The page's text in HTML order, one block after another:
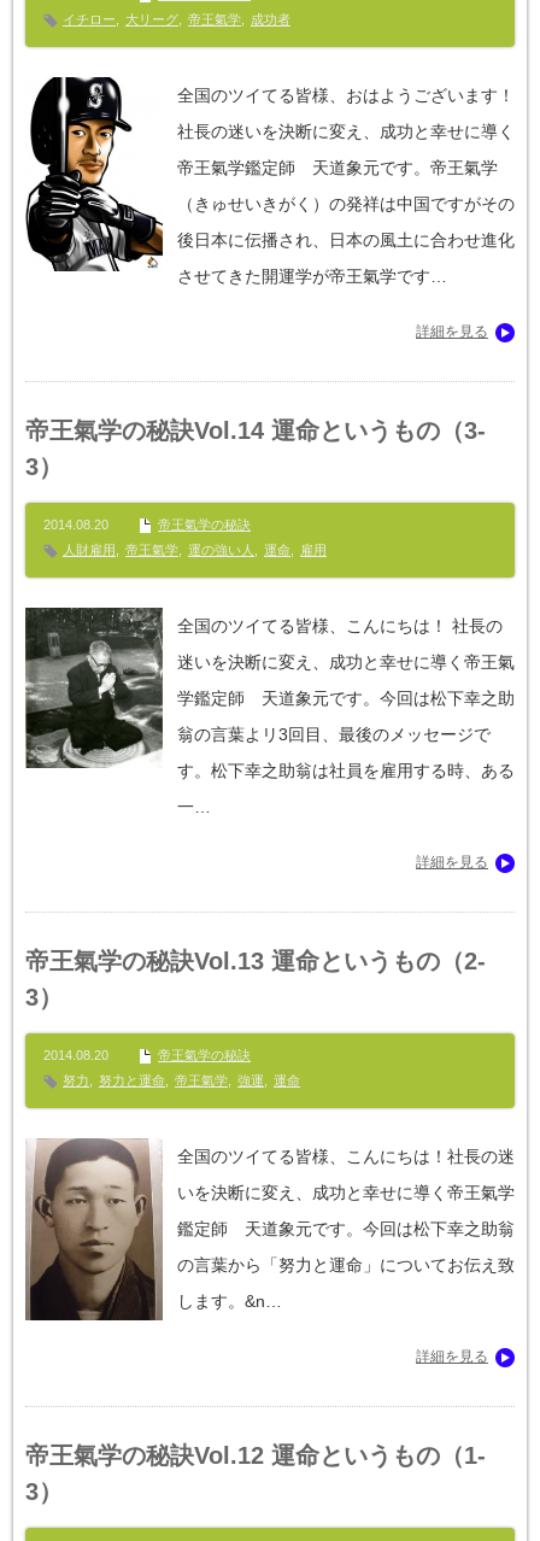
イチロー
大リーグ 帝王氣学 成功者
全国のツイてる皆様、おはようございます！
社長の迷いを決断に変え、成功と幸せに導く
帝王氣学鑑定師 天道象元です。帝王氣学
（きゅせいきがく）の発祥は中国ですがその
後日本に伝播され、日本の風土に合わせ進化
させてきた開運学が帝王氣学です…
詳細を見る
帝王氣学の秘訣Vol.14 運命というもの（3-
3）
2014.08.20
帝王氣学の秘訣
人財雇用
帝王氣学 運の強い人 運命 雇用
全国のツイてる皆様、こんにちは！ 社長の
迷いを決断に変え、成功と幸せに導く帝王氣
学鑑定師 天道象元です。今回は松下幸之助
翁の言葉よリ3回目、最後のメッセージで
す。松下幸之助翁は社員を雇用する時、ある
一…
詳細を見る
帝王氣学の秘訣Vol.13 運命というもの（2-
3）
2014.08.20
帝王氣学の秘訣
努力
努力と運命 帝王氣学 強運 運命
全国のツイてる皆様、こんにちは！社長の迷
いを決断に変え、成功と幸せに導く帝王氣学
鑑定師 天道象元です。今回は松下幸之助翁
の言葉から「努力と運命」についてお伝え致
します。&n…
詳細を見る
帝王氣学の秘訣Vol.12 運命というもの（1-
3）